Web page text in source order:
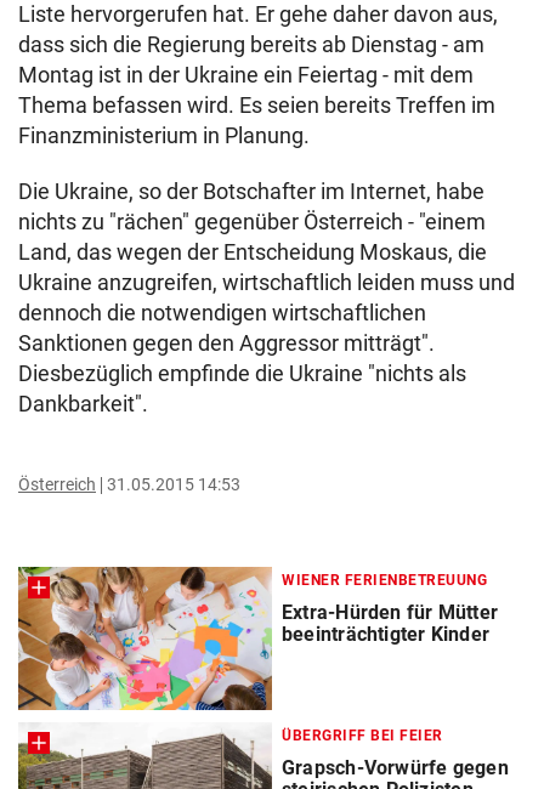
Liste hervorgerufen hat. Er gehe daher davon aus,
dass sich die Regierung bereits ab Dienstag - am
Montag ist in der Ukraine ein Feiertag - mit dem
Thema befassen wird. Es seien bereits Treffen im
Finanzministerium in Planung.
Die Ukraine, so der Botschafter im Internet, habe
nichts zu "rächen" gegenüber Österreich - "einem
Land, das wegen der Entscheidung Moskaus, die
Ukraine anzugreifen, wirtschaftlich leiden muss und
dennoch die notwendigen wirtschaftlichen
Sanktionen gegen den Aggressor mitträgt".
Diesbezüglich empfinde die Ukraine "nichts als
Dankbarkeit".
Österreich 31.05.2015 14:53
WIENER FERIENBETREUUNG
Extra-Hürden für Mütter
beeinträchtigter Kinder
ÜBERGRIFF BEI FEIER
Grapsch-Vorwürfe gegen